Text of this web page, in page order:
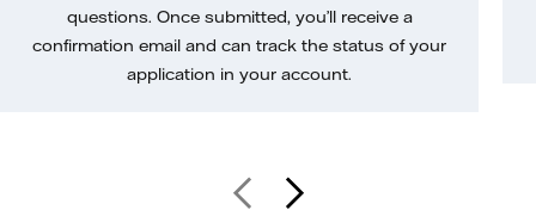
questions. Once submitted, you’ll receive a
confirmation email and can track the status of your
application in your account.